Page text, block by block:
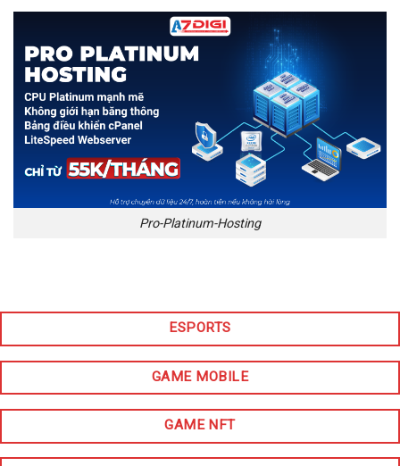
Pro-Platinum-Hosting
ESPORTS
GAME MOBILE
GAME NFT